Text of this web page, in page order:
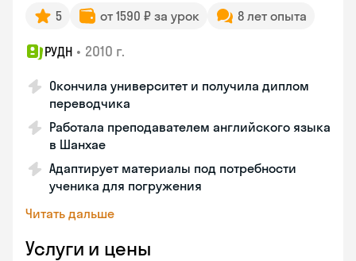
5 от 1590 ₽ за урок 8 лет опыта
РУДН • 2010 г.
Окончила университет и получила диплом
переводчика
Работала преподавателем английского языка
в Шанхае
Адаптирует материалы под потребности
ученика для погружения
Читать дальше
Услуги и цены